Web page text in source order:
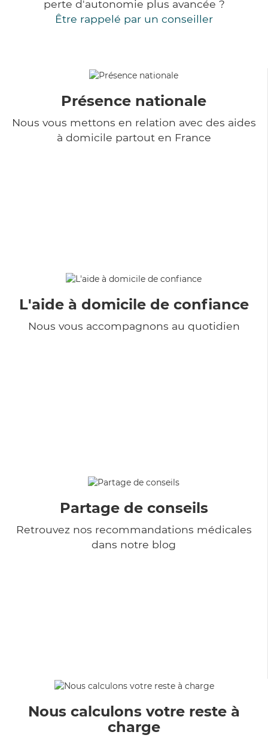
perte d'autonomie plus avancée ?
Être rappelé par un conseiller
Présence nationale
Nous vous mettons en relation avec des aides
à domicile partout en France
L'aide à domicile de confiance
Nous vous accompagnons au quotidien
Partage de conseils
Retrouvez nos recommandations médicales
dans notre blog
Nous calculons votre reste à
charge